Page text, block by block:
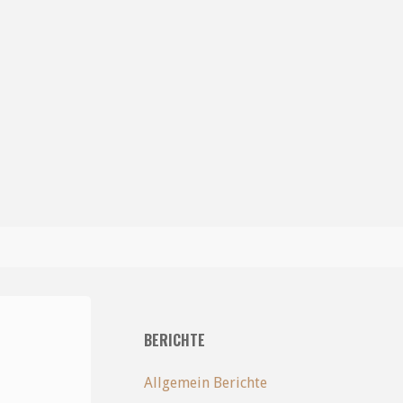
BERICHTE
Allgemein Berichte